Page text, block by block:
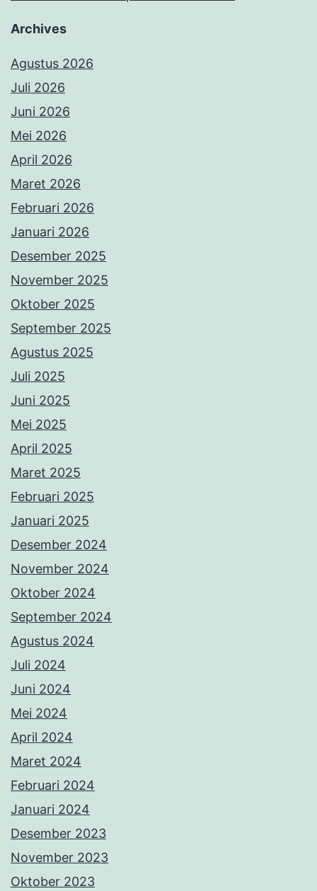
Archives
Agustus 2026
Juli 2026
Juni 2026
Mei 2026
April 2026
Maret 2026
Februari 2026
Januari 2026
Desember 2025
November 2025
Oktober 2025
September 2025
Agustus 2025
Juli 2025
Juni 2025
Mei 2025
April 2025
Maret 2025
Februari 2025
Januari 2025
Desember 2024
November 2024
Oktober 2024
September 2024
Agustus 2024
Juli 2024
Juni 2024
Mei 2024
April 2024
Maret 2024
Februari 2024
Januari 2024
Desember 2023
November 2023
Oktober 2023